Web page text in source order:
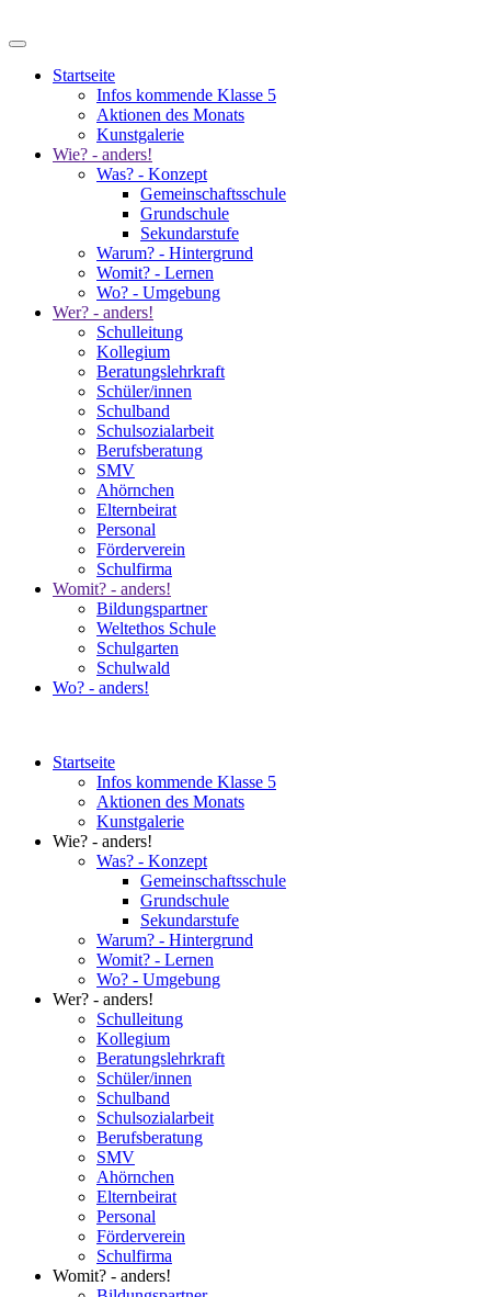
Startseite
Infos kommende Klasse 5
Aktionen des Monats
Kunstgalerie
Wie? - anders!
Was? - Konzept
Gemeinschaftsschule
Grundschule
Sekundarstufe
Warum? - Hintergrund
Womit? - Lernen
Wo? - Umgebung
Wer? - anders!
Schulleitung
Kollegium
Beratungslehrkraft
Schüler/innen
Schulband
Schulsozialarbeit
Berufsberatung
SMV
Ahörnchen
Elternbeirat
Personal
Förderverein
Schulfirma
Womit? - anders!
Bildungspartner
Weltethos Schule
Schulgarten
Schulwald
Wo? - anders!
Startseite
Infos kommende Klasse 5
Aktionen des Monats
Kunstgalerie
Wie? - anders!
Was? - Konzept
Gemeinschaftsschule
Grundschule
Sekundarstufe
Warum? - Hintergrund
Womit? - Lernen
Wo? - Umgebung
Wer? - anders!
Schulleitung
Kollegium
Beratungslehrkraft
Schüler/innen
Schulband
Schulsozialarbeit
Berufsberatung
SMV
Ahörnchen
Elternbeirat
Personal
Förderverein
Schulfirma
Womit? - anders!